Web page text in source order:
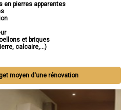
en pierres apparentes
et briques
calcaire,...)
moyen d'une rénovation